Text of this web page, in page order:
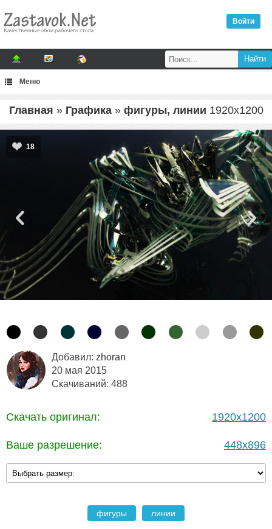
Войти
Меню
Главная » Графика» фигуры, линии 1920x1200
18
Добавил: zhoran
20 мая 2015
Скачиваний: 488
Скачать оригинал: 1920x1200
Ваше разрешение: 448x896
фигуры линии